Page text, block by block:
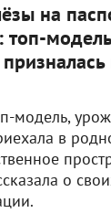
на
топ-
модель,
в
о